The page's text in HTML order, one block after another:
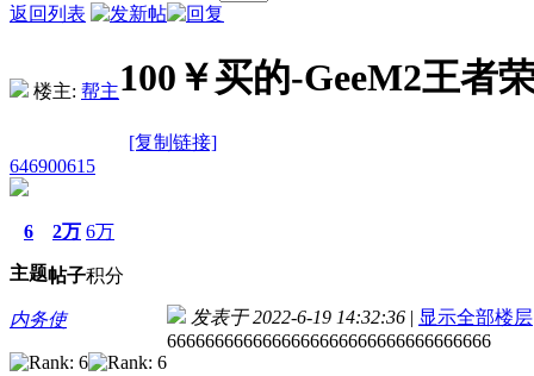
返回列表
楼主: 帮主100￥买的-GeeM2王者
[复制链接]
646900615
6
主题
2万
帖子
6万
积分
内务使 发表于 2022-6-19 14:32:36 | 显示全部楼层
6666666666666666666666666666666666